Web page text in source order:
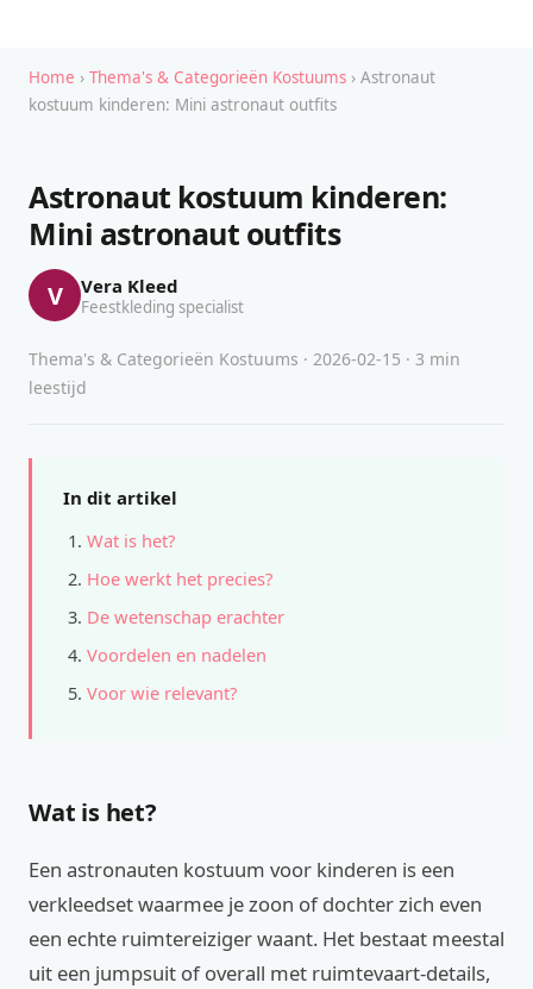
Home › Thema's & Categorieën Kostuums › Astronaut
kostuum kinderen: Mini astronaut outfits
Astronaut kostuum kinderen:
Mini astronaut outfits
V Vera Kleed
Feestkleding specialist
Thema's & Categorieën Kostuums · 2026-02-15 · 3 min
leestijd
In dit artikel
Wat is het?
Hoe werkt het precies?
De wetenschap erachter
Voordelen en nadelen
Voor wie relevant?
Wat is het?
Een astronauten kostuum voor kinderen is een
verkleedset waarmee je zoon of dochter zich even
een echte ruimtereiziger waant. Het bestaat meestal
uit een jumpsuit of overall met ruimtevaart-details,